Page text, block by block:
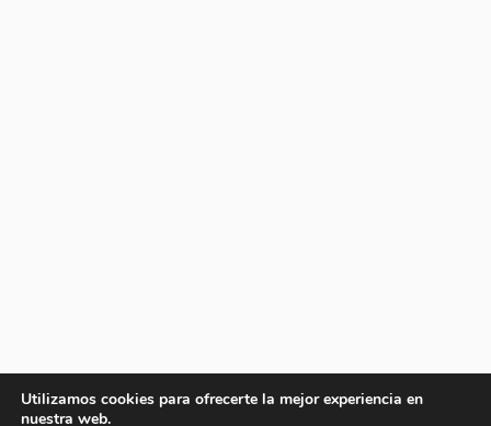
Utilizamos cookies para ofrecerte la mejor experiencia en
nuestra web.